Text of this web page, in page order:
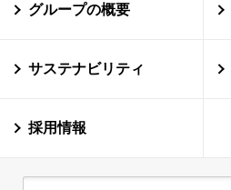
グループの概要
サステナビリティ
採用情報